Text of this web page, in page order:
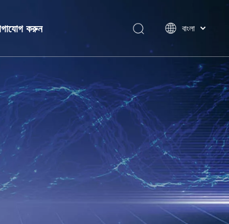
করুন বাংলা
Tiếng Việt
Italiano
Português
Español
Pусский
Français
العربية
简体中文
English